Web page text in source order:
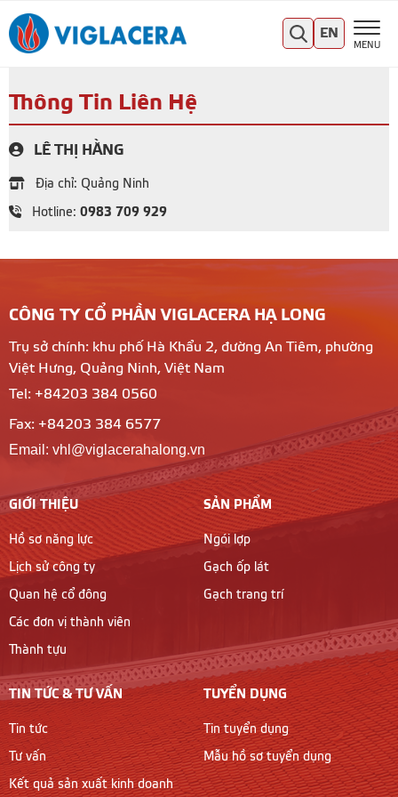
MENU
EN
Thông Tin Liên Hệ
LÊ THỊ HẰNG
Địa chỉ: Quảng Ninh
Hotline: 0983 709 929
CÔNG TY CỔ PHẦN VIGLACERA HẠ LONG
Trụ sở chính: khu phố Hà Khẩu 2, đường An Tiêm, phường
Việt Hưng, Quảng Ninh, Việt Nam
Tel: +84203 384 0560
Fax: +84203 384 6577
Email: vhl@viglacerahalong.vn
GIỚI THIỆU
Hồ sơ năng lực
Lịch sử công ty
Quan hệ cổ đông
Các đơn vị thành viên
Thành tựu
SẢN PHẨM
Ngói lợp
Gạch ốp lát
Gạch trang trí
TIN TỨC & TƯ VẤN
Tin tức
Tư vấn
Kết quả sản xuất kinh doanh
TUYỂN DỤNG
Tin tuyển dụng
Mẫu hồ sơ tuyển dụng